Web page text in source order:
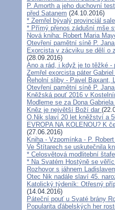
P. Amorth a jeho duchovní
před Satanem (24.10.2016)
* Zemřel bývalý provinciál
* Přímý přenos zádušní mše
Nová kniha: Robert Maria
Otevření pamětní síně P.
Exorcista v zácviku se dělí o
(28.09.2016)
Ano a rád, i když je to těžké -
Zemřel exorcista páter Gabriel
Řeholní sliby - Pavel Baxant,
Otevření pamětní síně P.
Kněžská pouť 2016 v
Modleme se za Dona
Kněz je největší Boží dar
O.Nik slaví 20 let kněžství a
EVROPA NA KOLENOU? K
(27.06.2016)
Kniha - Vzpomínka - P.
Ve Štítarech se uskutečnila
* Celosvětová modlitební
* Na Svatém Hostýně se
Rozhovor s jáhnem
Otec Nik nadále slaví 45.
Katolický týdeník: Otřesný
(14.04.2016)
Páteční pouť u Svaté brány
Popularita ďábelských her